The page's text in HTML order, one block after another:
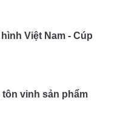
Việt Nam - Cúp
tôn vinh sản phẩm